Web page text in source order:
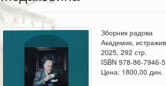
Зборник радова
Академик,
2025, 292 стр.
ISBN 978-86-7946-
Цена: 1800,00 дин.